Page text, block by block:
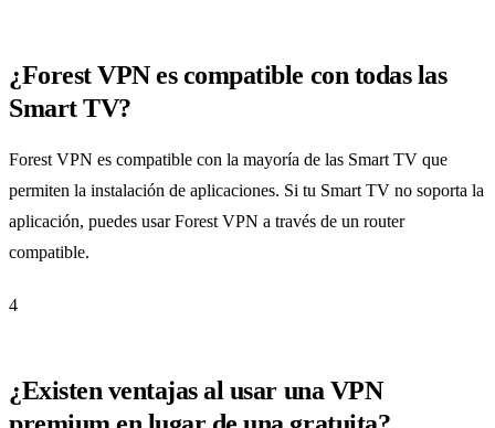
¿Forest VPN es compatible con todas las
Smart TV?
Forest VPN es compatible con la mayoría de las Smart TV que
permiten la instalación de aplicaciones. Si tu Smart TV no soporta la
aplicación, puedes usar Forest VPN a través de un router
compatible.
4
¿Existen ventajas al usar una VPN